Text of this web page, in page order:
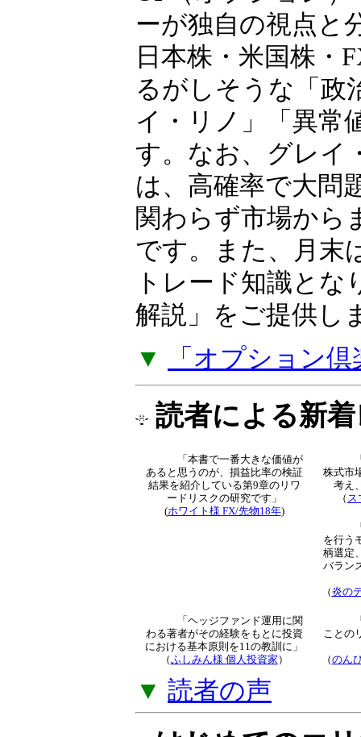
倶楽部TV」
相場歴35年以上の
OP（オプション
ーが独自の視点と
日本株・米国株・
るがしそうな「政
イ・リノ」「異常
す。なお、グレイ
は、高確率で大
関わらず市場から
です。また、月末
トレード知識とな
解説」をご提供し
「オプション
読者による新
ホワイト様 FX/先物18年)
「ヘッジファンド運用に関